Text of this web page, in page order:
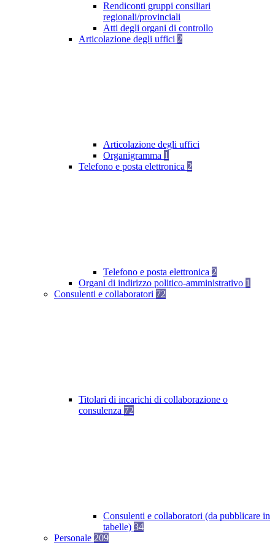
Rendiconti gruppi consiliari
regionali/provinciali
Atti degli organi di controllo
Articolazione degli uffici 2
Articolazione degli uffici
Organigramma 1
Telefono e posta elettronica 2
Telefono e posta elettronica 2
Organi di indirizzo politico-amministrativo 1
Consulenti e collaboratori 72
Titolari di incarichi di collaborazione o
consulenza 72
Consulenti e collaboratori (da pubblicare in
tabelle) 34
Personale 209